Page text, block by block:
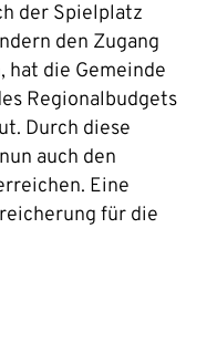
der Spielplatz
den Zugang
hat die Gemeinde
Regionalbudgets
Durch diese
auch den
Eine
für die